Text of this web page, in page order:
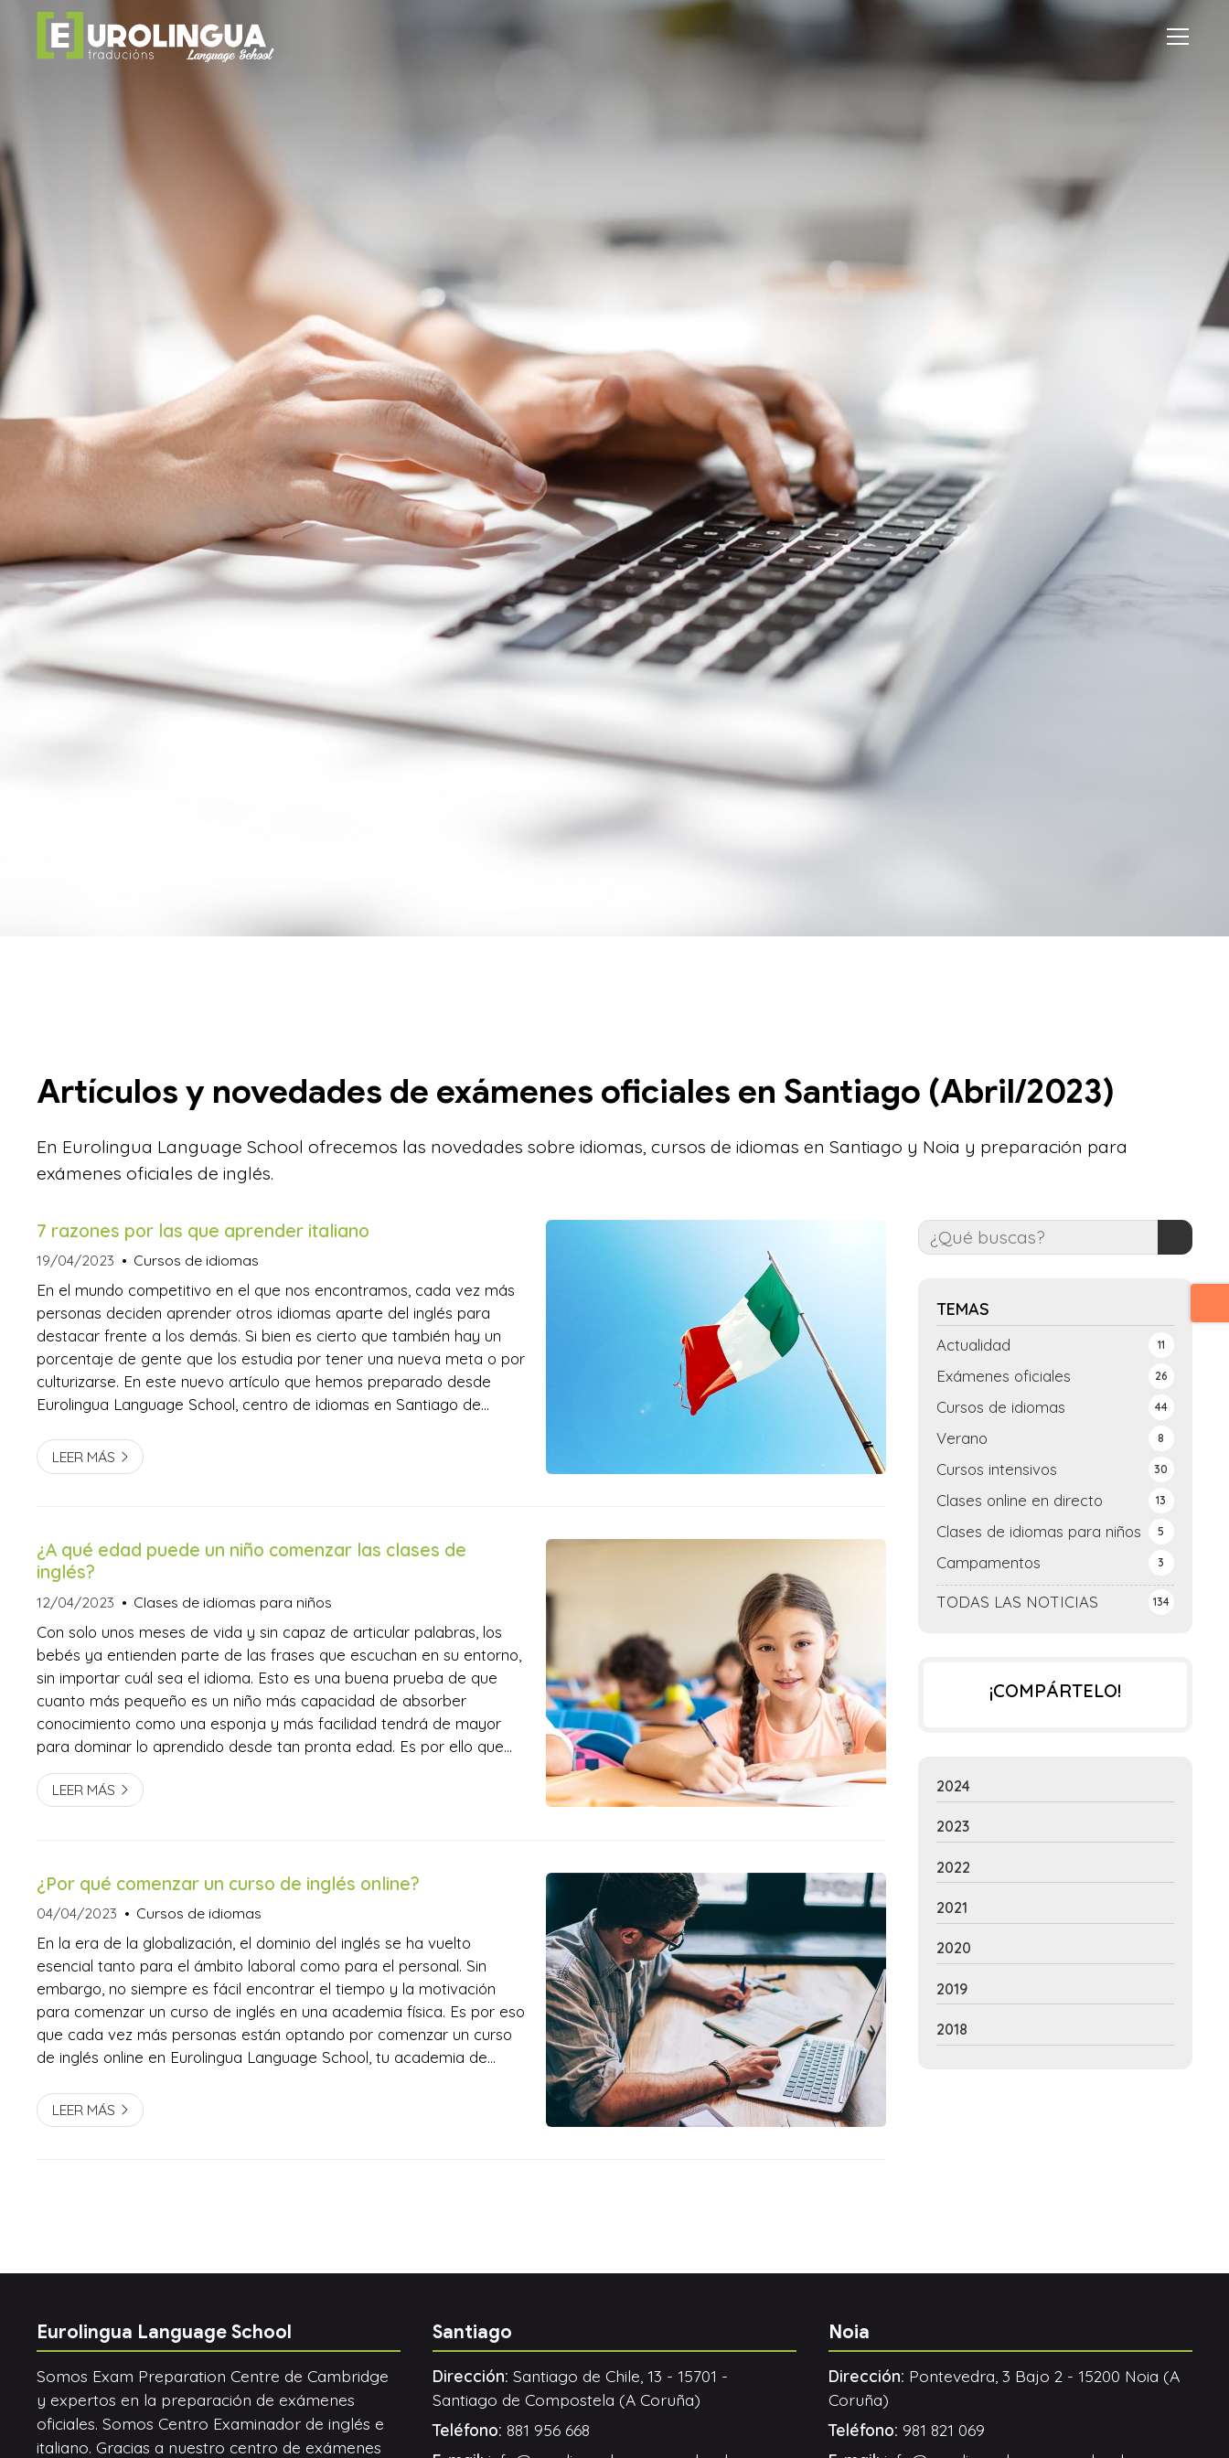
Artículos y novedades de exámenes oficiales en Santiago (Abril/2023)
En Eurolingua Language School ofrecemos las novedades sobre idiomas, cursos de idiomas en Santiago y Noia y preparación para
exámenes oficiales de inglés.
TEMAS
TODAS LAS NOTICIAS 134
Actualidad 11
Exámenes oficiales 26
Cursos de idiomas 44
Verano 8
Cursos intensivos 30
Clases online en directo 13
Clases de idiomas para niños 5
Campamentos 3
7 razones por las que aprender italiano
19/04/2023 Cursos de idiomas
En el mundo competitivo en el que nos encontramos, cada vez más
personas deciden aprender otros idiomas aparte del inglés para
destacar frente a los demás. Si bien es cierto que también hay un
porcentaje de gente que los estudia por tener una nueva meta o por
culturizarse. En este nuevo artículo que hemos preparado desde
Eurolingua Language School, centro de idiomas en Santiago de
LEER MÁS
¿A qué edad puede un niño comenzar las clases de
inglés?
12/04/2023 Clases de idiomas para niños
Con solo unos meses de vida y sin capaz de articular palabras, los
bebés ya entienden parte de las frases que escuchan en su entorno,
sin importar cuál sea el idioma. Esto es una buena prueba de que
cuanto más pequeño es un niño más capacidad de absorber
conocimiento como una esponja y más facilidad tendrá de mayor
para dominar lo aprendido desde tan pronta edad. Es por ello que
desde Eurolingua Language School hacemos hincapié en las
bondades de comenzar las clases de inglés lo más temprano po...
LEER MÁS
¿Por qué comenzar un curso de inglés online?
04/04/2023 Cursos de idiomas
En la era de la globalización, el dominio del inglés se ha vuelto
esencial tanto para el ámbito laboral como para el personal. Sin
embargo, no siempre es fácil encontrar el tiempo y la motivación
para comenzar un curso de inglés en una academia física. Es por eso
que cada vez más personas están optando por comenzar un curso
de inglés online en Eurolingua Language School, tu academia de
inglés en línea ofrecen una flexibilidad que ...
LEER MÁS
¡COMPÁRTELO!
2024
2023
2022
2021
2020
2019
2018
Eurolingua Language School
Somos Exam Preparation Centre de Cambridge
y expertos en la preparación de exámenes
oficiales. Somos Centro Examinador de inglés e
italiano. Gracias a nuestro centro de exámenes
Santiago
Dirección: Santiago de Chile, 13 - 15701 -
Santiago de Compostela (A Coruña)
Teléfono: 881 956 668
Noia
Dirección: Pontevedra, 3 Bajo 2 - 15200 Noia (A
Coruña)
Teléfono: 981 821 069